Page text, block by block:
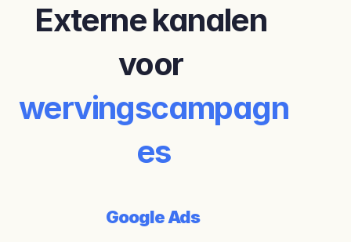
Externe kanalen
voor
wervingscampagn
es
Google Ads